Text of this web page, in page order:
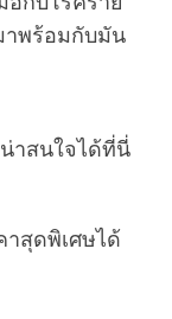
าพร้อมกับมัน
าสนใจได้ที่นี่
สุดพิเศษได้